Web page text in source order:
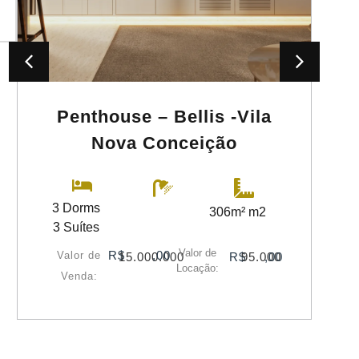
Penthouse – Bellis -Vila
Nova Conceição
3 Dorms
3 Suítes
306m² m2
Valor de
Venda:
R$15.000.000
,00
Valor de
Locação:
R$95.000
,00